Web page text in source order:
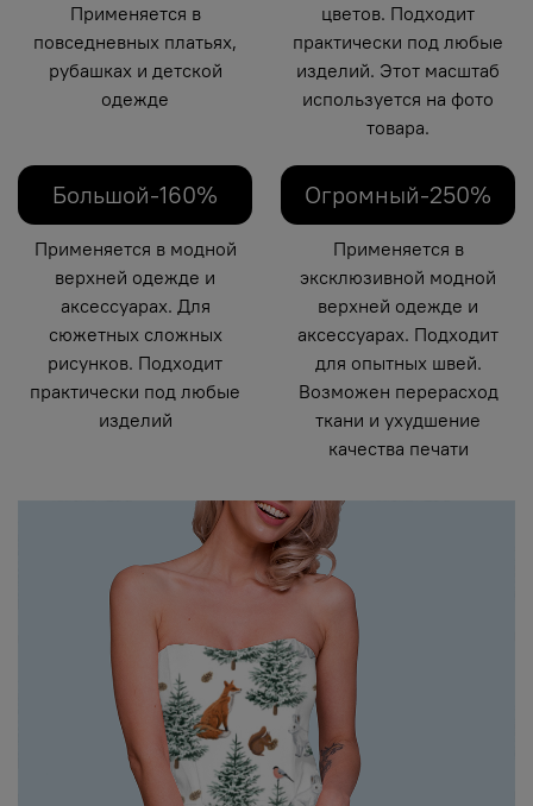
Применяется в
повседневных платьях,
рубашках и детской
одежде
цветов. Подходит
практически под любые
изделий. Этот масштаб
используется на фото
товара.
Большой-160%
Применяется в модной
верхней одежде и
аксессуарах. Для
сюжетных сложных
рисунков. Подходит
практически под любые
изделий
Огромный-250%
Применяется в
эксклюзивной модной
верхней одежде и
аксессуарах. Подходит
для опытных швей.
Возможен перерасход
ткани и ухудшение
качества печати